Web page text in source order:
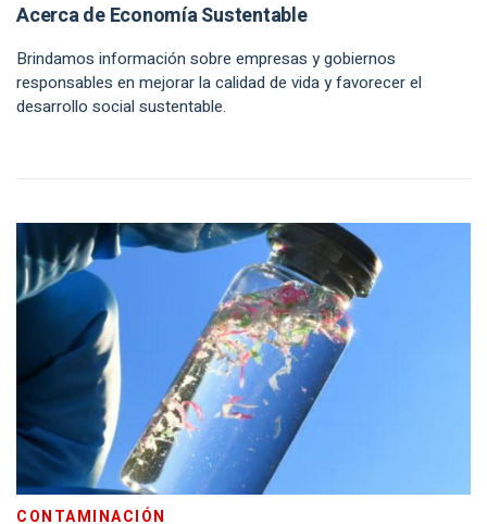
Acerca de Economía Sustentable
Brindamos información sobre empresas y gobiernos
responsables en mejorar la calidad de vida y favorecer el
desarrollo social sustentable.
CONTAMINACIÓN